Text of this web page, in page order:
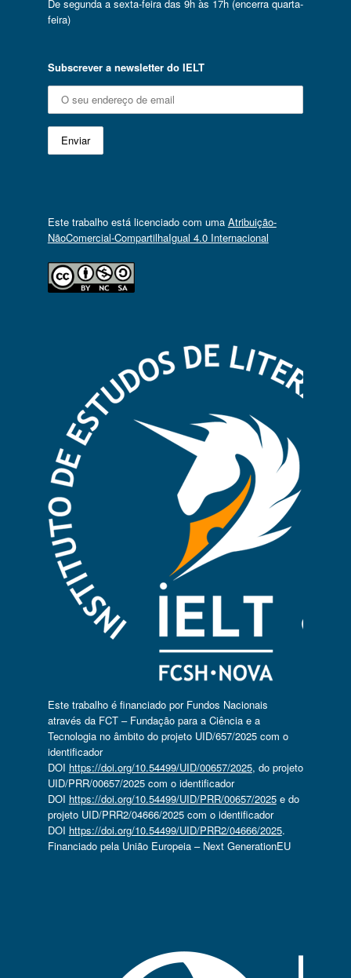
De segunda a sexta-feira das 9h às 17h (encerra quarta-
feira)
Subscrever a newsletter do IELT
Este trabalho está licenciado com uma Atribuição-
NãoComercial-CompartilhaIgual 4.0 Internacional
Este trabalho é financiado por Fundos Nacionais
através da FCT – Fundação para a Ciência e a
Tecnologia no âmbito do projeto UID/657/2025 com o
identificador
DOI https://doi.org/10.54499/UID/00657/2025, do projeto
UID/PRR/00657/2025 com o identificador
DOI https://doi.org/10.54499/UID/PRR/00657/2025e do
projeto UID/PRR2/04666/2025 com o identificador
DOI https://doi.org/10.54499/UID/PRR2/04666/2025.
Financiado pela União Europeia – Next GenerationEU